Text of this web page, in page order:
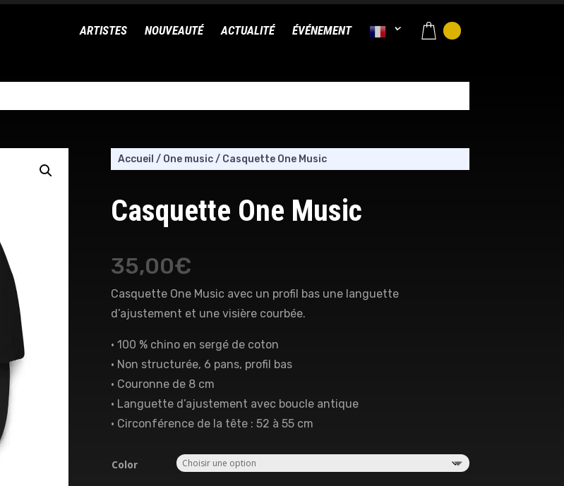
ARTISTES NOUVEAUTÉ ACTUALITÉ ÉVÉNEMENT
Accueil / One music/ Casquette One Music
Casquette One Music
35,00€
Casquette One Music avec un profil bas une languette
d’ajustement et une visière courbée.
• 100 % chino en sergé de coton
• Non structurée, 6 pans, profil bas
• Couronne de 8 cm
• Languette d’ajustement avec boucle antique
• Circonférence de la tête : 52 à 55 cm
Color